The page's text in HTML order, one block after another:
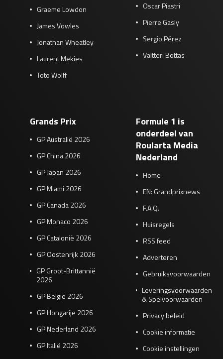
Graeme Lowdon
James Vowles
Jonathan Wheatley
Laurent Mekies
Toto Wolff
Oscar Piastri
Pierre Gasly
Sergio Pérez
Valtteri Bottas
Grands Prix
GP Australië 2026
GP China 2026
GP Japan 2026
GP Miami 2026
GP Canada 2026
GP Monaco 2026
GP Catalonië 2026
GP Oostenrijk 2026
GP Groot-Brittannië
2026
GP België 2026
GP Hongarije 2026
GP Nederland 2026
GP Italië 2026
Formule 1 is
onderdeel van
Roularta Media
Nederland
Home
EN: Grandprixnews
F.A.Q.
Huisregels
RSS feed
Adverteren
Gebruiksvoorwaarden
Leveringsvoorwaarden
& Spelvoorwaarden
Privacy beleid
Cookie informatie
Cookie instellingen